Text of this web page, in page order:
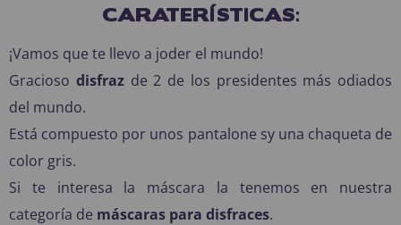
CARATERÍSTICAS:
¡Vamos que te llevo a joder el mundo!
Gracioso disfraz de 2 de los presidentes más odiados
del mundo.
Está compuesto por unos pantalone sy una chaqueta de
color gris.
Si te interesa la máscara la tenemos en nuestra
categoría de máscaras para disfraces.